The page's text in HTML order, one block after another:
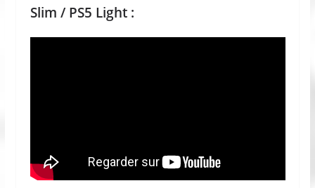
Slim / PS5 Light :